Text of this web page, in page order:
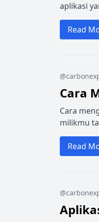
aplikasi
Read
Cara
Cara
milikmu
Read